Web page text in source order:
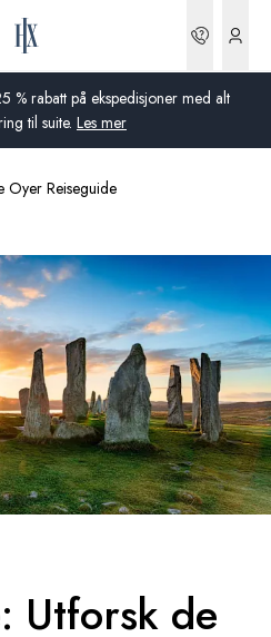
% rabatt på ekspedisjoner med alt
til suite. Les mer
Oyer Reiseguide
Utforsk de